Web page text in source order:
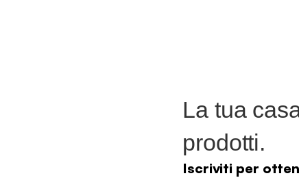
La tua
prodotti.
Iscriviti per